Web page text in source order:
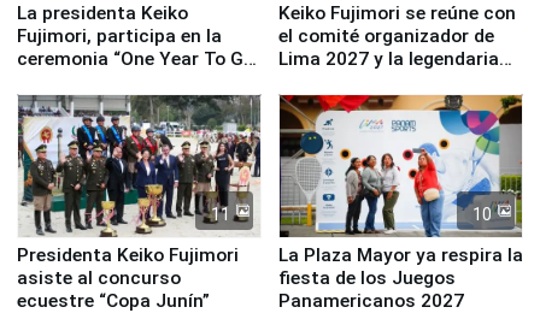
La presidenta Keiko
Fujimori, participa en la
ceremonia “One Year To Go
Keiko Fujimori se reúne con
el comité organizador de
Lima 2027 y la legendaria
11
Presidenta Keiko Fujimori
asiste al concurso
ecuestre “Copa Junín”
10
La Plaza Mayor ya respira la
fiesta de los Juegos
Panamericanos 2027